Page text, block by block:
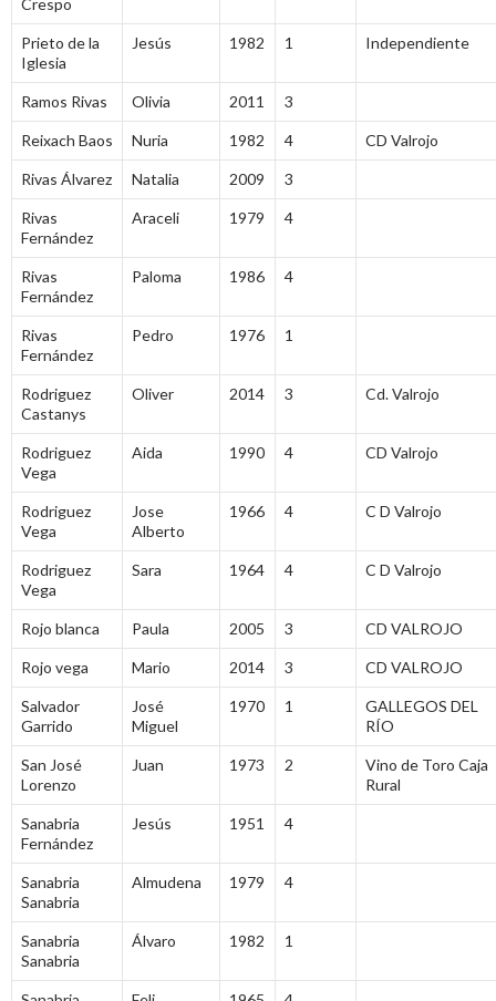
Crespo
Prieto de la
Iglesia
Jesús 1982 1 Independiente
Ramos Rivas Olivia 2011 3
Reixach Baos Nuria 1982 4 CD Valrojo
Rivas Álvarez Natalia 2009 3
Rivas
Fernández
Araceli 1979 4
Rivas
Fernández
Paloma 1986 4
Rivas
Fernández
Pedro 1976 1
Rodriguez
Castanys
Oliver 2014 3 Cd. Valrojo
Rodriguez
Vega
Aida 1990 4 CD Valrojo
Rodriguez
Vega
Jose
Alberto
1966 4 C D Valrojo
Rodriguez
Vega
Sara 1964 4 C D Valrojo
Rojo blanca Paula 2005 3 CD VALROJO
Rojo vega Mario 2014 3 CD VALROJO
Salvador
Garrido
José
Miguel
1970 1
GALLEGOS DEL
RÍO
San José
Lorenzo
Juan 1973 2
Vino de Toro Caja
Rural
Sanabria
Fernández
Jesús 1951 4
Sanabria
Sanabria
Almudena 1979 4
Sanabria
Sanabria
Álvaro 1982 1